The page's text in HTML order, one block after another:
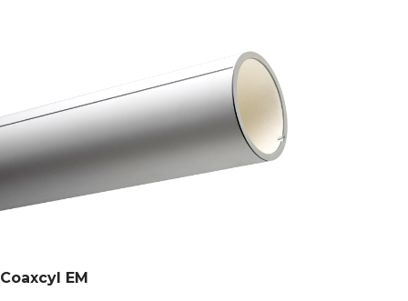
Coaxcyl EM